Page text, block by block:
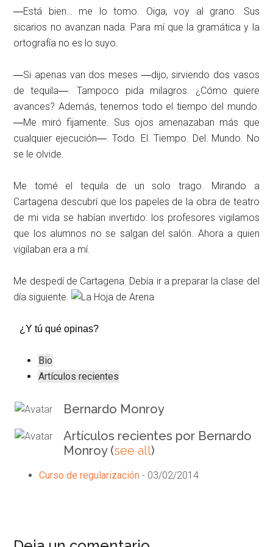
―Está bien… me lo tomo. Oiga, voy al grano. Sus
sicarios no avanzan nada. Para mí que la gramática y la
ortografía no es lo suyo.
―Si apenas van dos meses ―dijo, sirviendo dos vasos
de tequila―. Tampoco pida milagros. ¿Cómo quiere
avances? Además, tenemos todo el tiempo del mundo.
―Me miró fijamente. Sus ojos amenazaban más que
cualquier ejecución―. Todo. El. Tiempo. Del. Mundo. No
se le olvide.
Me tomé el tequila de un solo trago. Mirando a
Cartagena descubrí que los papeles de la obra de teatro
de mi vida se habían invertido: los profesores vigilamos
que los alumnos no se salgan del salón. Ahora a quien
vigilaban era a mí.
Me despedí de Cartagena. Debía ir a preparar la clase del
día siguiente.
¿Y tú qué opinas?
The
following
tabs
content
Bio
Artículos recientes
Bernardo Monroy
Artículos recientes por Bernardo
Monroy (see all)
Curso de regularización - 03/02/2014